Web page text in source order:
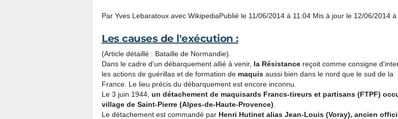
Par Yves Lebaratoux avec WikipediaPublié le 11/06/2014 à 11:04 Mis à jour le 12/06/2014 à
Les causes de l'exécution :
(Article détaillé : Bataille de Normandie).
Dans le cadre d'un débarquement allié à venir, la Résistance reçoit comme consigne
les actions de guérillas et de formation de maquis aussi bien dans le nord que le sud de la
France. Le lieu précis du débarquement est encore inconnu.
Le 3 juin 1944, un détachement de maquisards Francs-tireurs et partisans (FTPF)
village de Saint-Pierre (Alpes-de-Haute-Provence)
Le détachement est commandé par Henri Hutinet alias Jean-Louis (Voray), ancien